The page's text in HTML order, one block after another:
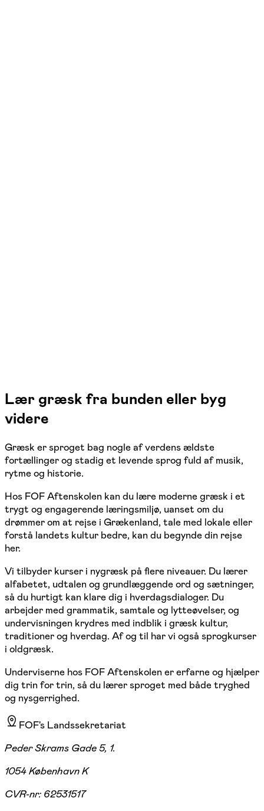
Lær græsk fra bunden eller byg
videre
Græsk er sproget bag nogle af verdens ældste
fortællinger og stadig et levende sprog fuld af musik,
rytme og historie.
Hos FOF Aftenskolen kan du lære moderne græsk i et
trygt og engagerende læringsmiljø, uanset om du
drømmer om at rejse i Grækenland, tale med lokale eller
forstå landets kultur bedre, kan du begynde din rejse
her.
Vi tilbyder kurser i nygræsk på flere niveauer. Du lærer
alfabetet, udtalen og grundlæggende ord og sætninger,
så du hurtigt kan klare dig i hverdagsdialoger. Du
arbejder med grammatik, samtale og lytteøvelser, og
undervisningen krydres med indblik i græsk kultur,
traditioner og hverdag. Af og til har vi også sprogkurser
i oldgræsk.
Underviserne hos FOF Aftenskolen er erfarne og hjælper
dig trin for trin, så du lærer sproget med både tryghed
og nysgerrighed.
FOF's Landssekretariat
Peder Skrams Gade 5, 1.
1054 København K
CVR-nr: 62531517